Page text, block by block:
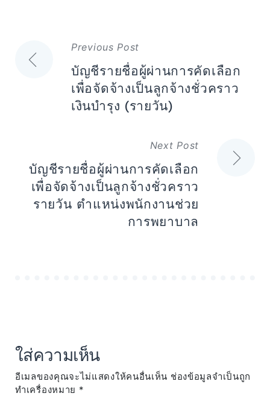
แนะแนว
เรื่อง
Previous Post
บัญชีรายชื่อผู้ผ่านการคัดเลือก
เพื่อจัดจ้างเป็นลูกจ้างชั่วคราว
เงินบำรุง (รายวัน)
Next Post
บัญชีรายชื่อผู้ผ่านการคัดเลือก
เพื่อจัดจ้างเป็นลูกจ้างชั่วคราว
รายวัน ตำแหน่งพนักงานช่วย
การพยาบาล
ใส่ความเห็น
อีเมลของคุณจะไม่แสดงให้คนอื่นเห็น ช่องข้อมูลจำเป็นถูก
ทำเครื่องหมาย *